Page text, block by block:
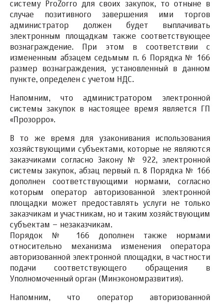
систему ProZorro для своих закупок, то отныне в
случае позитивного завершения ими торгов
администратор должен будет выплачивать
электронным площадкам также соответствующее
вознаграждение. При этом в соответствии с
измененным абзацем седьмым п. 6 Порядка № 166
размер вознаграждения, установленный в данном
пункте, определен с учетом НДС.
Напомним, что администратором электронной
системы закупок в настоящее время является ГП
«Прозорро».
В то же время для узаконивания использования
хозяйствующими субъектами, которые не являются
заказчиками согласно Закону № 922, электронной
системы закупок, абзац первый п. 8 Порядка № 166
дополнен соответствующими нормами, согласно
которым оператор авторизованной электронной
площадки может предоставлять услуги не только
заказчикам и участникам, но и таким хозяйствующим
субъектам – незаказчикам.
Порядок № 166 дополнен также нормами
относительно механизма изменения оператора
авторизованной электронной площадки, в частности
подачи соответствующего обращения в
Уполномоченный орган (Минэкономразвития).
Напомним, что оператор авторизованной